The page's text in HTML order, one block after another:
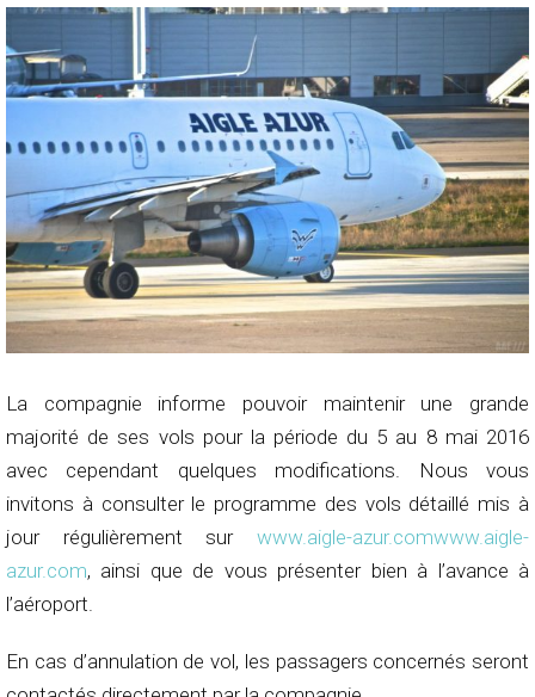
La compagnie informe pouvoir maintenir une grande
majorité de ses vols pour la période du 5 au 8 mai 2016
avec cependant quelques modifications. Nous vous
invitons à consulter le programme des vols détaillé mis à
jour régulièrement sur www.aigle-azur.comwww.aigle-
azur.com, ainsi que de vous présenter bien à l’avance à
l’aéroport.
En cas d’annulation de vol, les passagers concernés seront